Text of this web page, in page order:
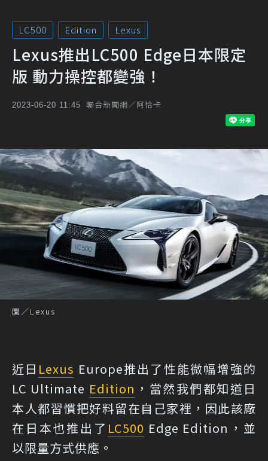
LC500 Edition Lexus
Lexus推出LC500 Edge日本限定
版 動力操控都變強！
2023-06-20 11:45 聯合新聞網／阿恰卡
圖／Lexus
近日 Lexus Europe推出了性能微幅增強的
LC Ultimate Edition ，當然我們都知道日
本人都習慣把好料留在自己家裡，因此該廠
在日本也推出了 LC500 Edge Edition，並
以限量方式供應。